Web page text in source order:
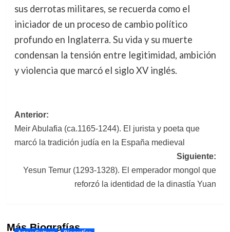
sus derrotas militares, se recuerda como el
iniciador de un proceso de cambio político
profundo en Inglaterra. Su vida y su muerte
condensan la tensión entre legitimidad, ambición
y violencia que marcó el siglo XV inglés.
Navegación
de
Anterior:
Meir Abulafia (ca.1165-1244). El jurista y poeta que
marcó la tradición judía en la España medieval
Siguiente:
Yesun Temur (1293-1328). El emperador mongol que
reforzó la identidad de la dinastía Yuan
Más Biografías